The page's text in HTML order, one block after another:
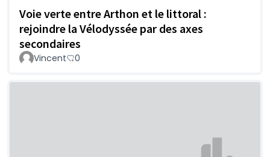
Voie verte entre Arthon et le littoral :
rejoindre la Vélodyssée par des axes
secondaires
Vincent 0